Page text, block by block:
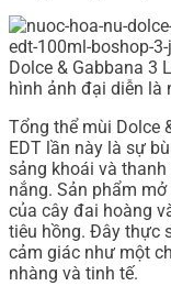
Dolce & Gabbana 3
hình ảnh đại diễn là
Tổng thể mùi Dolce
EDT lần này là sự
sảng khoái và
nắng. Sản phẩm
của cây đai hoàng
tiêu hồng. Đây thực
cảm giác như một
nhàng và tinh tế.